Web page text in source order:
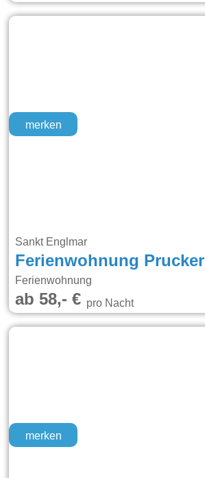
merken
Sankt Englmar
Ferienwohnung Prucker
Ferienwohnung
ab 58,- €pro Nacht
merken